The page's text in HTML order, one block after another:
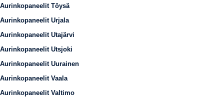
Aurinkopaneelit Töysä
Aurinkopaneelit Urjala
Aurinkopaneelit Utajärvi
Aurinkopaneelit Utsjoki
Aurinkopaneelit Uurainen
Aurinkopaneelit Vaala
Aurinkopaneelit Valtimo